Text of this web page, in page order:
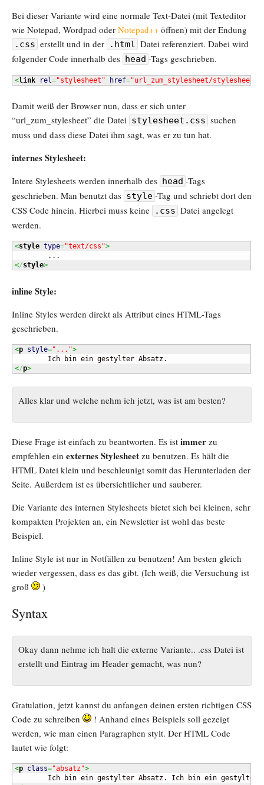
Bei dieser Variante wird eine normale Text-Datei (mit Texteditor
wie Notepad, Wordpad oder Notepad++ öffnen) mit der Endung
.css erstellt und in der .html Datei referenziert. Dabei wird
folgender Code innerhalb des head -Tags geschrieben.
<link rel="stylesheet" href="url_zum_stylesheet/
Damit weiß der Browser nun, dass er sich unter
“url_zum_stylesheet” die Datei stylesheet.css suchen
muss und dass diese Datei ihm sagt, was er zu tun hat.
internes Stylesheet:
Intere Stylesheets werden innerhalb des head -Tags
geschrieben. Man benutzt das style -Tag und schriebt dort den
CSS Code hinein. Hierbei muss keine
.css Datei angelegt
werden.
<style type="text/css">
</style>
inline Style:
Inline Styles werden direkt als Attribut eines HTML-Tags
geschrieben.
<p style="...">
</p>
Alles klar und welche nehm ich jetzt, was ist am besten?
Diese Frage ist einfach zu beantworten. Es ist immer zu
empfehlen ein externes Stylesheet zu benutzen. Es hält die
HTML Datei klein und beschleunigt somit das Herunterladen der
Seite. Außerdem ist es übersichtlicher und sauberer.
Die Variante des internen Stylesheets bietet sich bei kleinen, sehr
kompakten Projekten an, ein Newsletter ist wohl das beste
Beispiel.
Inline Style ist nur in Notfällen zu benutzen! Am besten gleich
wieder vergessen, dass es das gibt. (Ich weiß, die Versuchung ist
groß
)
Syntax
Okay dann nehme ich halt die externe Variante.. .css Datei ist
erstellt und Eintrag im Header gemacht, was nun?
Gratulation, jetzt kannst du anfangen deinen ersten richtigen CSS
Code zu schreiben
! Anhand eines Beispiels soll gezeigt
werden, wie man einen Paragraphen stylt. Der HTML Code
lautet wie folgt:
<p class="absatz">